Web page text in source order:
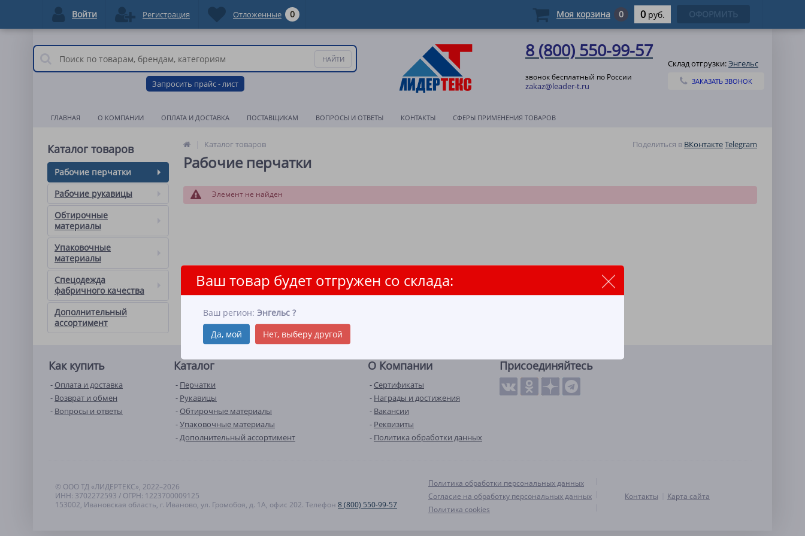
Запросить прайс - лист
8 (800) 550-99-57
звонок бесплатный по России
zakaz@leader-t.ru
Склад отгрузки:Энгельс
Ваш товар будет отгружен со склада:
Ваш регион: Энгельс ?
Да, мой
Нет, выберу другой
ЗАКАЗАТЬ ЗВОНОК
ГЛАВНАЯ О КОМПАНИИ ОПЛАТА И ДОСТАВКА ПОСТАВЩИКАМ ВОПРОСЫ И ОТВЕТЫ КОНТАКТЫ СФЕРЫ ПРИМЕНЕНИЯ ТОВАРОВ
Каталог товаров
Рабочие перчатки
Рабочие рукавицы
Обтирочные
материалы
Упаковочные
материалы
Спецодежда
фабричного качества
Дополнительный
ассортимент
Каталог товаров Поделиться в ВКонтактеTelegram
Рабочие перчатки
Элемент не найден
Как купить
Оплата и доставка
Возврат и обмен
Вопросы и ответы
Каталог
Перчатки
Рукавицы
Обтирочные материалы
Упаковочные материалы
Дополнительный ассортимент
О Компании
Сертификаты
Награды и достижения
Вакансии
Реквизиты
Политика обработки данных
Присоединяйтесь
© ООО ТД «ЛИДЕРТЕКС», 2022–2026
ИНН: 3702272593 / ОГРН: 1223700009125
153002, Ивановская область, г. Иваново, ул. Громобоя, д. 1А, офис 202. Телефон 8 (800) 550-99-57
Политика обработки персональных данных
Согласие на обработку персональных данных
Политика cookies
Контакты Карта сайта
Войти Регистрация Отложенные 0 Моя корзина 0 0 руб. ОФОРМИТЬ